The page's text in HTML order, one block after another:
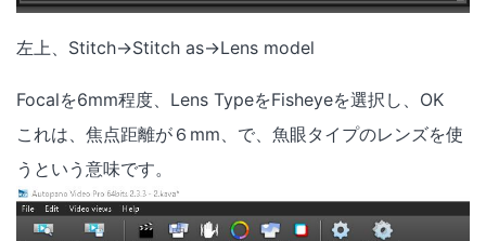
左上、Stitch→Stitch as→Lens model
Focalを6mm程度、Lens TypeをFisheyeを選択し、OK
これは、焦点距離が６mm、で、魚眼タイプのレンズを使
うという意味です。